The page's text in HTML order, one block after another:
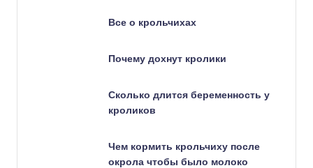
Все о крольчихах
Почему дохнут кролики
Сколько длится беременность у
кроликов
Чем кормить крольчиху после
окрола чтобы было молоко